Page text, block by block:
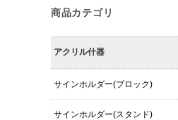
商品カテゴリ
アクリル什器
サインホルダー(ブロック)
サインホルダー(スタンド)